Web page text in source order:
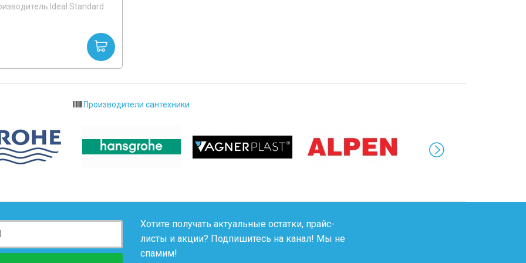
Ideal Standard
Производители сантехники
Хотите получать актуальные остатки, прайс-
листы и акции? Подпишитесь на канал! Мы не
спамим!